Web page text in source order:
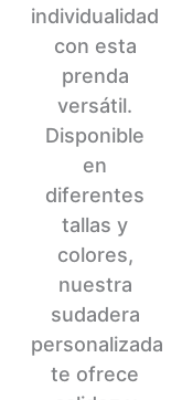
la
página
producto
individualidad
con esta
prenda
versátil.
Disponible
en
diferentes
tallas y
colores,
nuestra
sudadera
personalizada
te ofrece